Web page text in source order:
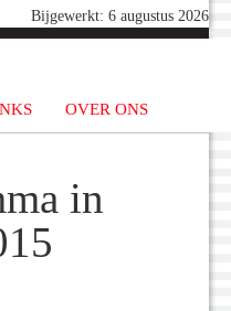
Bijgewerkt: 6 augustus 2026
OVER ONS
in